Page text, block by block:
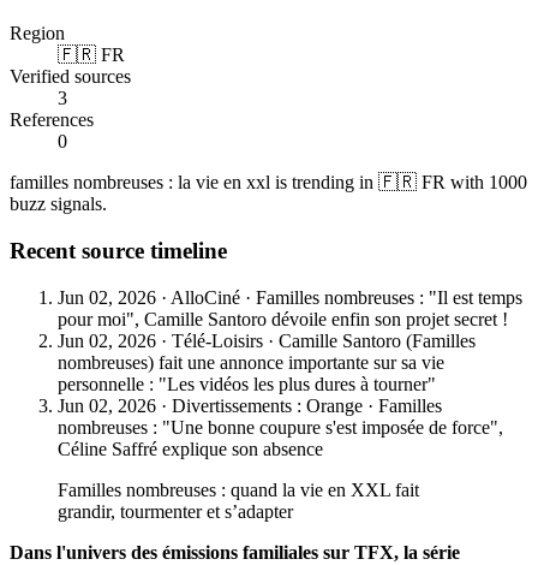
Region
🇫🇷 FR
Verified sources
3
References
0
familles nombreuses : la vie en xxl is trending in 🇫🇷 FR with 1000
buzz signals.
Recent source timeline
Jun 02, 2026 · AlloCiné · Familles nombreuses : "Il est temps
pour moi", Camille Santoro dévoile enfin son projet secret !
Jun 02, 2026 · Télé-Loisirs · Camille Santoro (Familles
nombreuses) fait une annonce importante sur sa vie
personnelle : "Les vidéos les plus dures à tourner"
Jun 02, 2026 · Divertissements : Orange · Familles
nombreuses : "Une bonne coupure s'est imposée de force",
Céline Saffré explique son absence
Familles nombreuses : quand la vie en XXL fait
grandir, tourmenter et s’adapter
Dans l'univers des émissions familiales sur TFX, la série